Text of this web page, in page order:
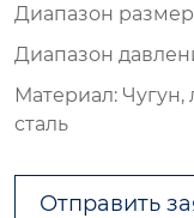
Диапазон
Диапазон
Материал: Чугун,
сталь
Отправить